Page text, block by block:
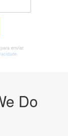
enviar
Do